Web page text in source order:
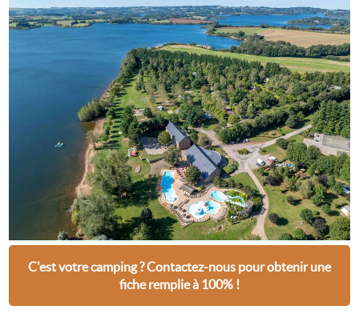
C'est votre camping ? Contactez-nous pour obtenir une
fiche remplie à 100% !